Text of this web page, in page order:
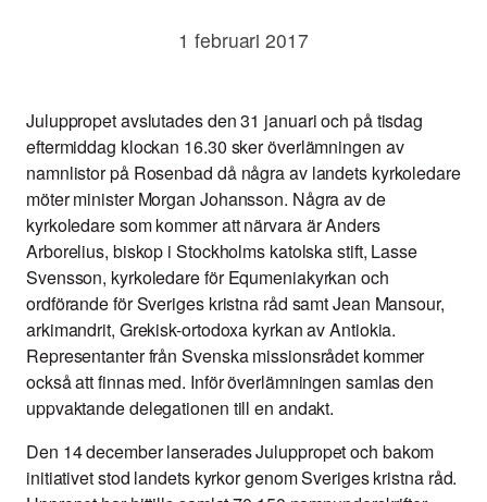
1 februari 2017
Juluppropet avslutades den 31 januari och på tisdag
eftermiddag klockan 16.30 sker överlämningen av
namnlistor på Rosenbad då några av landets kyrkoledare
möter minister Morgan Johansson. Några av de
kyrkoledare som kommer att närvara är Anders
Arborelius, biskop i Stockholms katolska stift, Lasse
Svensson, kyrkoledare för Equmeniakyrkan och
ordförande för Sveriges kristna råd samt Jean Mansour,
arkimandrit, Grekisk-ortodoxa kyrkan av Antiokia.
Representanter från Svenska missionsrådet kommer
också att finnas med. Inför överlämningen samlas den
uppvaktande delegationen till en andakt.
Den 14 december lanserades Juluppropet och bakom
initiativet stod landets kyrkor genom Sveriges kristna råd.